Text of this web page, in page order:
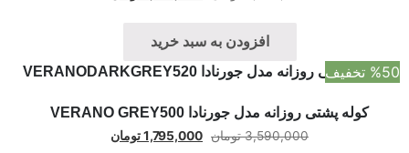
افزودن به سبد خرید
تخفیف
کوله پشتی روزانه مدل جورنادا VERANO GREY500
3,590,000 تومان 1,795,000تومان